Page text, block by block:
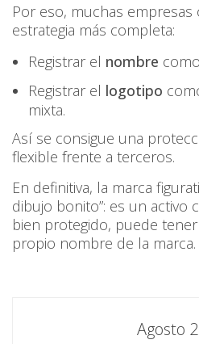
Por eso, muchas
estrategia más completa:
Registrar el nombre
Registrar el logotipo
mixta.
Así se consigue una
flexible frente a terceros.
En definitiva, la marca
dibujo bonito”: es un activo
bien protegido, puede
propio nombre de la marca.
Agosto